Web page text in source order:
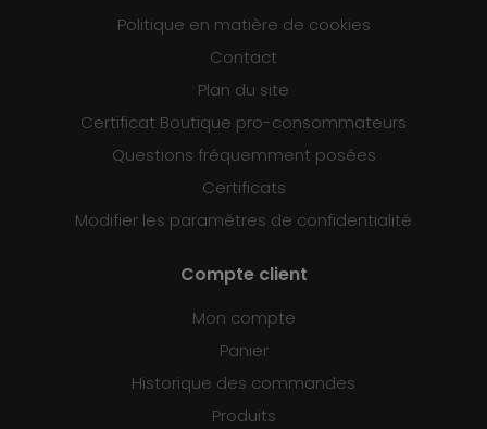
Politique en matière de cookies
Contact
Plan du site
Certificat Boutique pro-consommateurs
Questions fréquemment posées
Certificats
Modifier les paramètres de confidentialité
Compte client
Mon compte
Panier
Historique des commandes
Produits